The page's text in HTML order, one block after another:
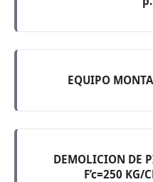
EQUIPO
DEMOLICION DE
F’c=250 KG/